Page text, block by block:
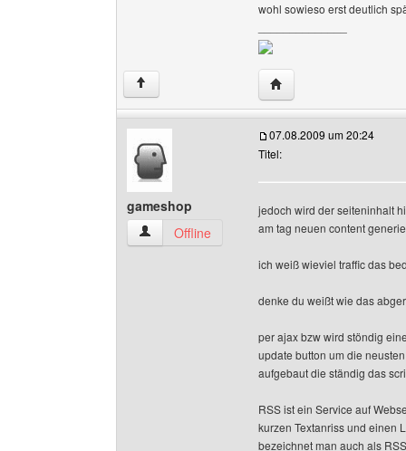
wohl sowieso erst deutlich
↑ Website dieses
gameshop
gameshop Benutzer-Profile anzeigen
Offline
07.08.2009 um 20:24
Titel:
jedoch wird der seiteninhalt
am tag neuen content
ich weiß wieviel traffic das
denke du weißt wie das
per ajax bzw wird stöndig
update button um die
aufgebaut die ständig das
RSS ist ein Service auf
kurzen Textanriss und einen
bezeichnet man auch als